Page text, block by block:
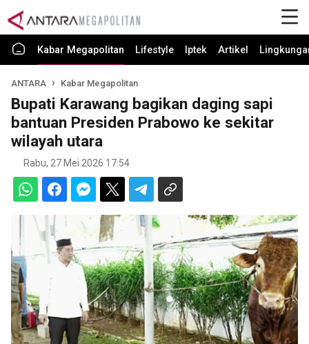
Kabar Megapolitan Lifestyle Iptek Artikel
ANTARA Kabar Megapolitan
Bupati Karawang bagikan daging sapi
bantuan Presiden Prabowo ke sekitar
wilayah utara
Rabu, 27 Mei 2026 17:54